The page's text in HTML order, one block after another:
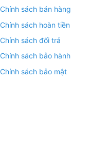
Chính sách bán hàng
Chính sách hoàn tiền
Chính sách đổi trả
Chính sách bảo hành
Chính sách bảo mật